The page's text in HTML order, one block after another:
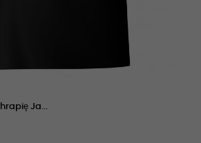
Ja...